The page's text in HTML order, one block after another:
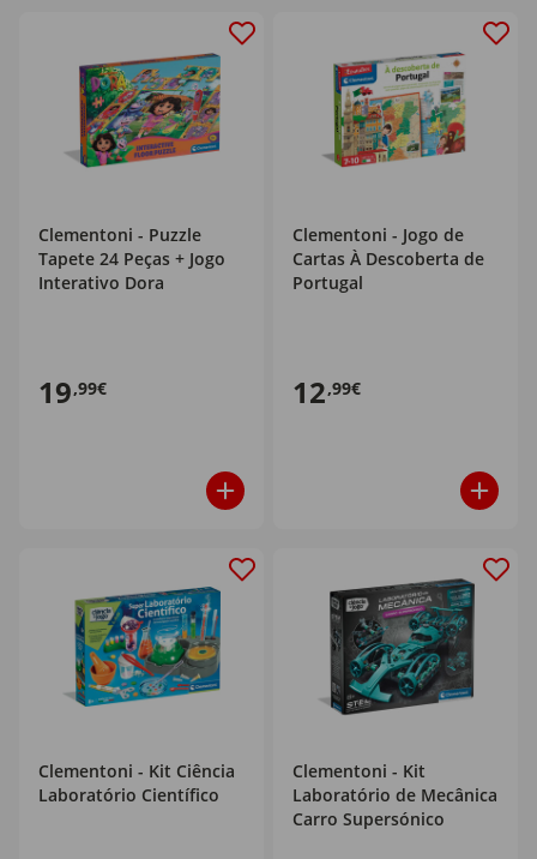
Clementoni - Puzzle
Tapete 24 Peças + Jogo
Interativo Dora
19,99€
Clementoni - Jogo de
Cartas À Descoberta de
Portugal
12,99€
Clementoni - Kit Ciência
Laboratório Científico
Clementoni - Kit
Laboratório de Mecânica
Carro Supersónico